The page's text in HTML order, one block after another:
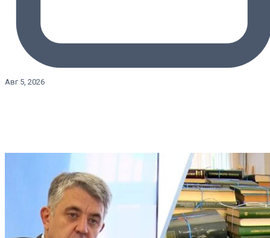
Авг 5, 2026